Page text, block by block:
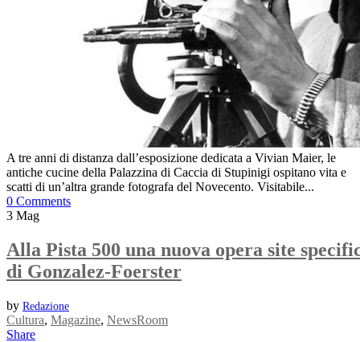
A tre anni di distanza dall’esposizione dedicata a Vivian Maier, le
antiche cucine della Palazzina di Caccia di Stupinigi ospitano vita e
scatti di un’altra grande fotografa del Novecento. Visitabile...
0 Comments
3 Mag
Alla Pista 500 una nuova opera site
di Gonzalez-Foerster
by Redazione
Cultura, Magazine, NewsRoom
Share